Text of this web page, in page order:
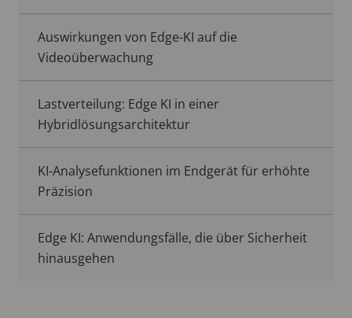
Auswirkungen von Edge-KI auf die
Videoüberwachung
Lastverteilung: Edge KI in einer
Hybridlösungsarchitektur
KI-Analysefunktionen im Endgerät für erhöhte
Präzision
Edge KI: Anwendungsfälle, die über Sicherheit
hinausgehen